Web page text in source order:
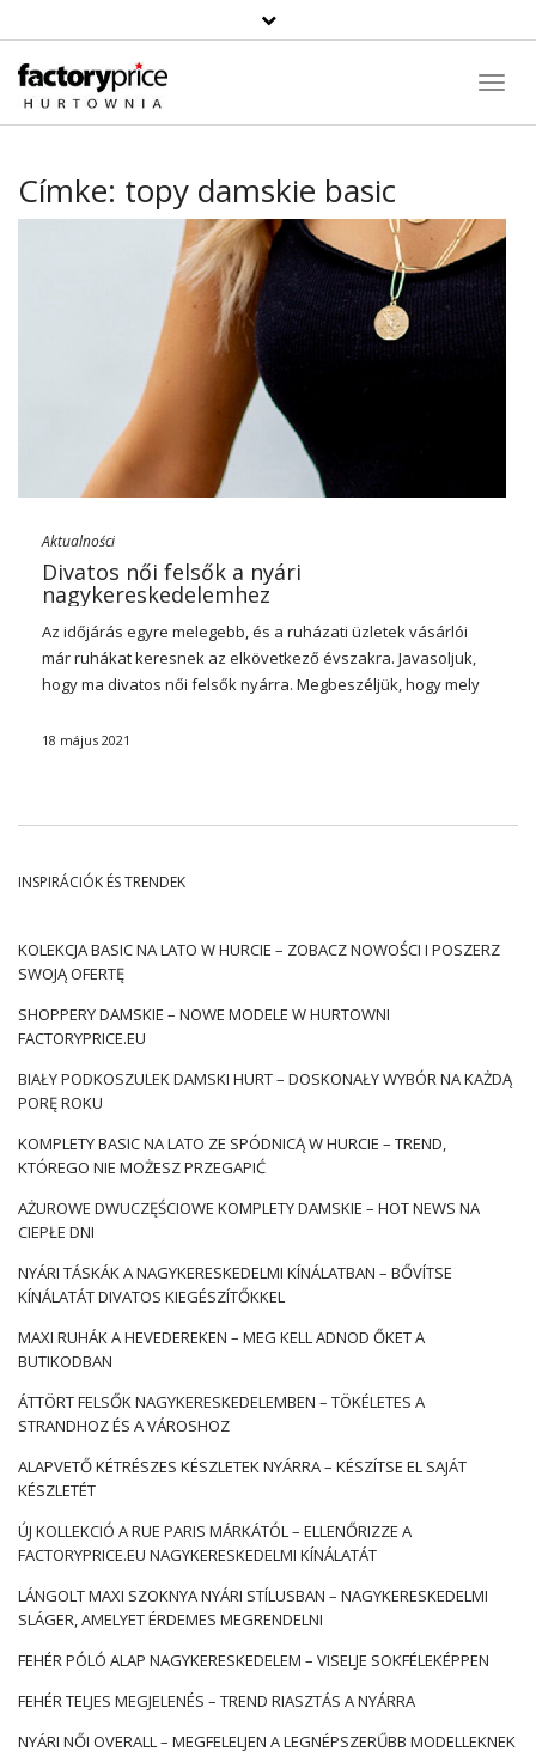
Címke: topy damskie basic
Aktualności
Divatos női felsők a nyári
nagykereskedelemhez
Az időjárás egyre melegebb, és a ruházati üzletek vásárlói
már ruhákat keresnek az elkövetkező évszakra. Javasoljuk,
hogy ma divatos női felsők nyárra. Megbeszéljük, hogy mely
stílusokra érdemes fogadni nagykereskedelem vásárlásakor.
trendjei valóban változatosak, de egy dolog nem változik – a
felsők alapblúz vagy ing alternatívájaként viselhető, de a
ruhák alá helyezett alsónadrág szerepében is. Alsóneműként
bézs, szürke, sötétkék vagy fekete. Érdemes fogadni a
természetes anyagokat, lehetőleg pamutot. Az abszolút kell
női felsőkmeztelen árnyékban. Napi rendszerességgel
fogadhat
dísztárgyak nélkül. Mindenféle nyakkivágással rendelkeznek
– kerek, háromszög alakú, négyzet alakú, spanyol,
aszimmetrikus, garbóval. Nagyon népszerűek az egyvállú
modellek.
18 május 2021
INSPIRÁCIÓK ÉS TRENDEK
KOLEKCJA BASIC NA LATO W HURCIE – ZOBACZ NOWOŚCI I POSZERZ
SWOJĄ OFERTĘ
SHOPPERY DAMSKIE – NOWE MODELE W HURTOWNI
FACTORYPRICE.EU
BIAŁY PODKOSZULEK DAMSKI HURT – DOSKONAŁY WYBÓR NA KAŻDĄ
PORĘ ROKU
KOMPLETY BASIC NA LATO ZE SPÓDNICĄ W HURCIE – TREND,
KTÓREGO NIE MOŻESZ PRZEGAPIĆ
AŻUROWE DWUCZĘŚCIOWE KOMPLETY DAMSKIE – HOT NEWS NA
CIEPŁE DNI
NYÁRI TÁSKÁK A NAGYKERESKEDELMI KÍNÁLATBAN – BŐVÍTSE
KÍNÁLATÁT DIVATOS KIEGÉSZÍTŐKKEL
MAXI RUHÁK A HEVEDEREKEN – MEG KELL ADNOD ŐKET A
BUTIKODBAN
ÁTTÖRT FELSŐK NAGYKERESKEDELEMBEN – TÖKÉLETES A
STRANDHOZ ÉS A VÁROSHOZ
ALAPVETŐ KÉTRÉSZES KÉSZLETEK NYÁRRA – KÉSZÍTSE EL SAJÁT
KÉSZLETÉT
ÚJ KOLLEKCIÓ A RUE PARIS MÁRKÁTÓL – ELLENŐRIZZE A
FACTORYPRICE.EU NAGYKERESKEDELMI KÍNÁLATÁT
LÁNGOLT MAXI SZOKNYA NYÁRI STÍLUSBAN – NAGYKERESKEDELMI
SLÁGER, AMELYET ÉRDEMES MEGRENDELNI
FEHÉR PÓLÓ ALAP NAGYKERESKEDELEM – VISELJE SOKFÉLEKÉPPEN
FEHÉR TELJES MEGJELENÉS – TREND RIASZTÁS A NYÁRRA
NYÁRI NŐI OVERALL – MEGFELELJEN A LEGNÉPSZERŰBB MODELLEKNEK